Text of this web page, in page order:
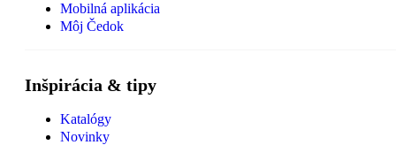
Mobilná aplikácia
Môj Čedok
Inšpirácia & tipy
Katalógy
Novinky